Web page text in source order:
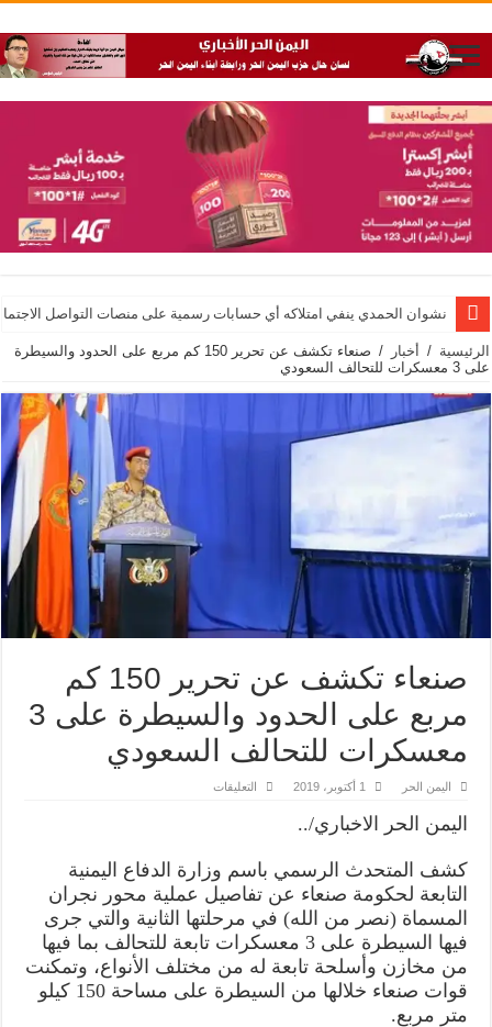
نشوان الحمدي ينفي امتلاكه أي حسابات رسمية على منصات التواصل
الرئيسية / أخبار /
صنعاء تكشف عن تحرير 150 كم مربع على الحدود والسيطرة
على 3 معسكرات للتحالف السعودي
صنعاء تكشف عن تحرير 150 كم
مربع على الحدود والسيطرة على 3
معسكرات للتحالف السعودي
اليمن الحر 1 أكتوبر، 2019 التعليقات
كم
مربع
على
الحدود
والسيطرة
على
معسكرات
للتحالف
السعودي
اليمن الحر الاخباري/..
كشف المتحدث الرسمي باسم وزارة الدفاع اليمنية
التابعة لحكومة صنعاء عن تفاصيل عملية محور نجران
المسماة (نصر من الله) في مرحلتها الثانية والتي جرى
فيها السيطرة على 3 معسكرات تابعة للتحالف بما فيها
من مخازن وأسلحة تابعة له من مختلف الأنواع، وتمكنت
قوات صنعاء خلالها من السيطرة على مساحة 150 كيلو
متر مربع.